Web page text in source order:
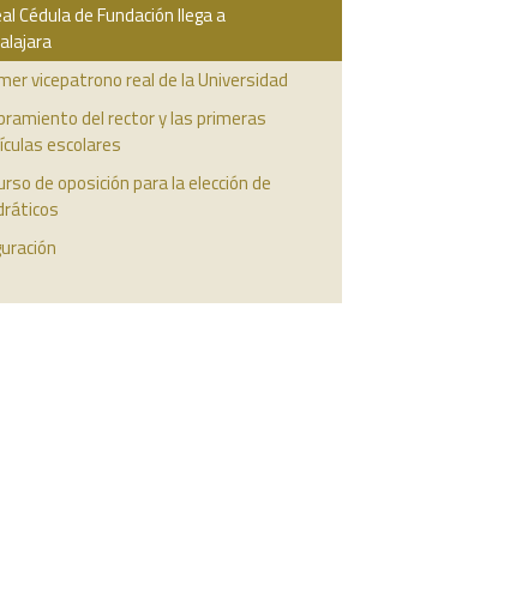
Cédula de Fundación llega a
vicepatrono real de la Universidad
del rector y las primeras
escolares
de oposición para la elección de